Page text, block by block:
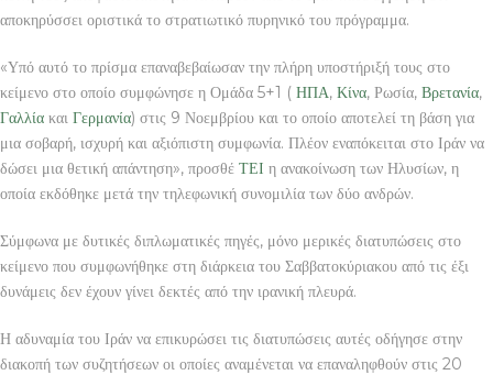
αποκηρύσσει οριστικά το στρατιωτικό πυρηνικό του πρόγραμμα.
«Υπό αυτό το πρίσμα επαναβεβαίωσαν την πλήρη υποστήριξή τους στο
κείμενο στο οποίο συμφώνησε η Ομάδα 5+1 ( ΗΠΑ, Κίνα, Ρωσία, Βρετανία,
Γαλλία και Γερμανία) στις 9 Νοεμβρίου και το οποίο αποτελεί τη βάση για
μια σοβαρή, ισχυρή και αξιόπιστη συμφωνία. Πλέον εναπόκειται στο Ιράν να
δώσει μια θετική απάντηση», προσθέ ΤΕΙ η ανακοίνωση των Ηλυσίων, η
οποία εκδόθηκε μετά την τηλεφωνική συνομιλία των δύο ανδρών.
Σύμφωνα με δυτικές διπλωματικές πηγές, μόνο μερικές διατυπώσεις στο
κείμενο που συμφωνήθηκε στη διάρκεια του Σαββατοκύριακου από τις έξι
δυνάμεις δεν έχουν γίνει δεκτές από την ιρανική πλευρά.
Η αδυναμία του Ιράν να επικυρώσει τις διατυπώσεις αυτές οδήγησε στην
διακοπή των συζητήσεων οι οποίες αναμένεται να επαναληφθούν στις 20